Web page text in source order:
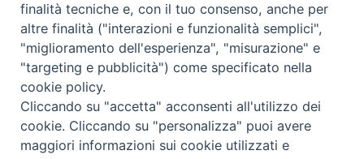
Copyright © 2019 - Tutti i diritti riservati - Vita
Trentina Editrice
Privacy Policy
finalità tecniche e, con il tuo consenso, anche per
altre finalità ("interazioni e funzionalità semplici",
"miglioramento dell'esperienza", "misurazione" e
"targeting e pubblicità") come specificato nella
cookie policy.
Cliccando su "accetta" acconsenti all'utilizzo dei
cookie. Cliccando su "personalizza" puoi avere
maggiori informazioni sui cookie utilizzati e